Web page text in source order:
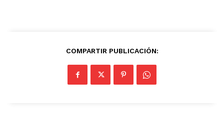
COMPARTIR PUBLICACIÓN: